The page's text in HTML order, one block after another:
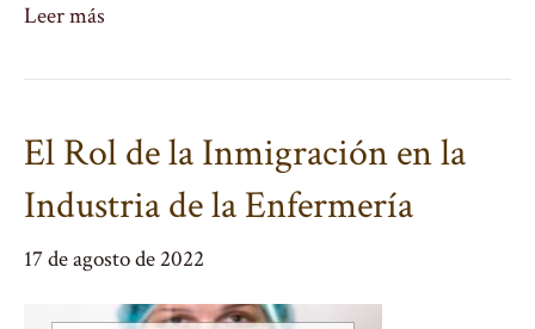
Leer más
El Rol de la Inmigración en la
Industria de la Enfermería
17 de agosto de 2022